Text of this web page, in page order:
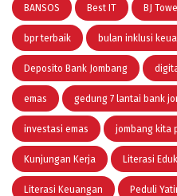
BANSOS Best IT BJ
bpr terbaik bulan inklusi
Deposito Bank Jombang
emas gedung 7 lantai bank
investasi emas jombang kita
Kunjungan Kerja Literasi
Literasi Keuangan Peduli